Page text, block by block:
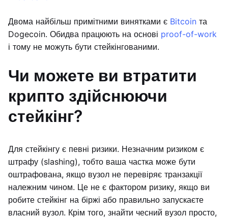
Двома найбільш примітними винятками є Bitcoin та
Dogecoin. Обидва працюють на основі proof-of-work
і тому не можуть бути стейкінгованими.
Чи можете ви втратити
крипто здійснюючи
стейкінг?
Для стейкінгу є певні ризики. Незначним ризиком є
штрафу (slashing), тобто ваша частка може бути
оштрафована, якщо вузол не перевіряє транзакції
належним чином. Це не є фактором ризику, якщо ви
робите стейкінг на біржі або правильно запускаєте
власний вузол. Крім того, знайти чесний вузол просто,